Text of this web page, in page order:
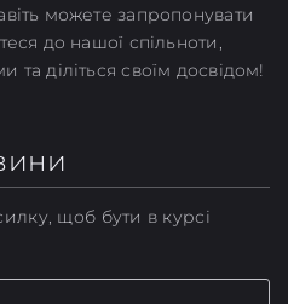
можете запропонувати
до нашої спільноти,
та діліться своїм досвідом!
щоб бути в курсі